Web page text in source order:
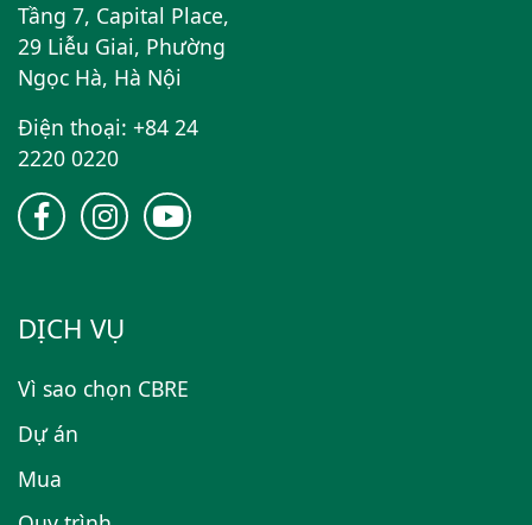
Tầng 7, Capital Place,
29 Liễu Giai, Phường
Ngọc Hà, Hà Nội
Điện thoại: +84 24
2220 0220
DỊCH VỤ
Vì sao chọn CBRE
Dự án
Mua